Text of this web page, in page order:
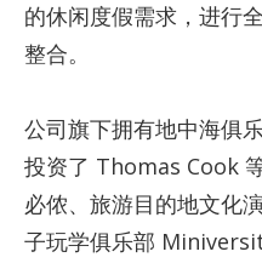
的休闲度假需求，进行
整合。
公司旗下拥有地中海俱
投资了 Thomas Cook
必侬、旅游目的地文化
子玩学俱乐部